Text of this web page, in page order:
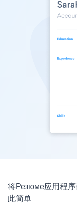
将Резюме应用程
此简单